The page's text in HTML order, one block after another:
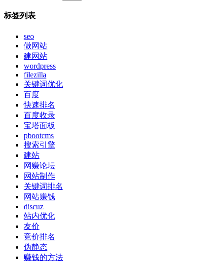
标签列表
seo
做网站
建网站
wordpress
filezilla
关键词优化
百度
快速排名
百度收录
宝塔面板
pbootcms
搜索引擎
建站
网赚论坛
网站制作
关键词排名
网站赚钱
discuz
站内优化
友价
竞价排名
伪静态
赚钱的方法